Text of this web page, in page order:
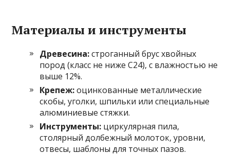
Материалы и инструменты
Древесина:строганный брус хвойных
пород (класс не ниже C24), с влажностью не
выше 12%.
Крепеж:оцинкованные металлические
скобы, уголки, шпильки или специальные
алюминиевые стяжки.
Инструменты: циркулярная пила,
столярный долбежный молоток, уровни,
отвесы, шаблоны для точных пазов.